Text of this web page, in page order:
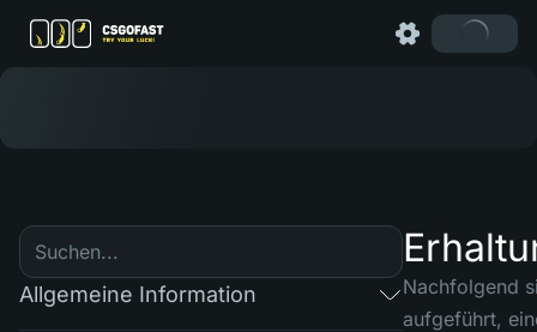
Allgemeine Information
Nachfolgend
aufgeführt,